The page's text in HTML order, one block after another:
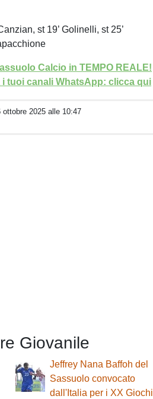
st 19’ Golinelli, st 25’
Calcio in TEMPO REALE!
tuoi canali WhatsApp: clicca qui
ottobre 2025 alle 10:47
Giovanile
Jeffrey Nana Baffoh del
Sassuolo convocato
dall'Italia per i XX Giochi